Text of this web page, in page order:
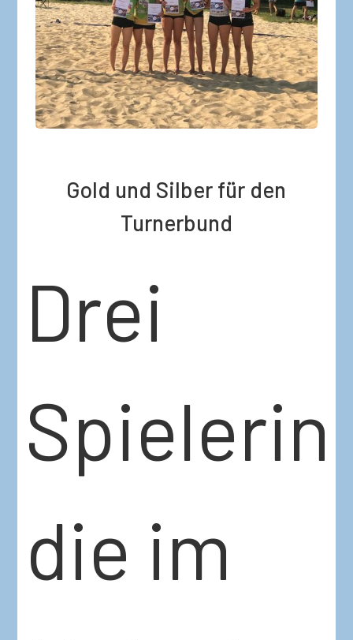
Gold und Silber für den
Turnerbund
Drei
die im